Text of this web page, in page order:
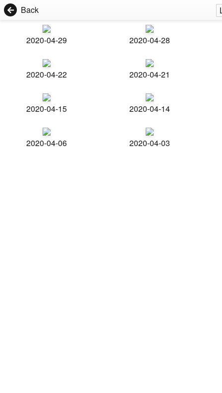
Back
2020-04-29 2020-04-28
2020-04-22 2020-04-21
2020-04-15 2020-04-14
2020-04-06 2020-04-03